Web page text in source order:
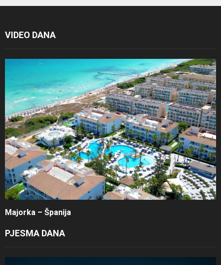
VIDEO DANA
Majorka – Španija
PJESMA DANA